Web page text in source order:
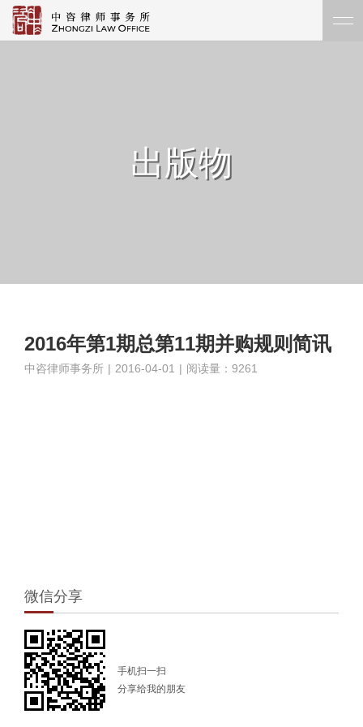
出版物
2016年第1期总第11期并购规则简讯
中咨律师事务所 | 2016-04-01 | 阅读量：9261
微信分享
手机扫一扫
分享给我的朋友